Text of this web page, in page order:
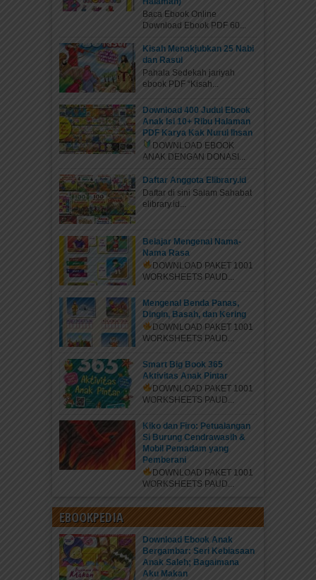
Baca Ebook Online
Download Ebook PDF 60...
Kisah Menakjubkan 25 Nabi
dan Rasul
Pahala Sedekah jariyah
ebook PDF “Kisah...
Download 400 Judul Ebook
Anak Isi 10+ Ribu Halaman
PDF Karya Kak Nurul Ihsan
DOWNLOAD EBOOK
ANAK DENGAN DONASI...
Daftar Anggota Elibrary.id
Daftar di sini Salam Sahabat
elibrary.id...
Belajar Mengenal Nama-
Nama Rasa
DOWNLOAD PAKET 1001
WORKSHEETS PAUD...
Mengenal Benda Panas,
Dingin, Basah, dan Kering
DOWNLOAD PAKET 1001
WORKSHEETS PAUD...
Smart Big Book 365
Aktivitas Anak Pintar
DOWNLOAD PAKET 1001
WORKSHEETS PAUD...
Kiko dan Firo: Petualangan
Si Burung Cendrawasih &
Mobil Pemadam yang
Pemberani
DOWNLOAD PAKET 1001
WORKSHEETS PAUD...
EBOOKPEDIA
Download Ebook Anak
Bergambar: Seri Kebiasaan
Anak Saleh; Bagaimana
Aku Makan